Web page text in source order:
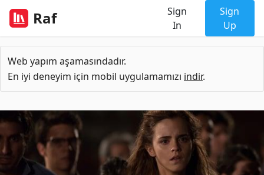
Raf
Sign
In
Sign
Up
Web yapım aşamasındadır.
En iyi deneyim için mobil uygulamamızı indir.